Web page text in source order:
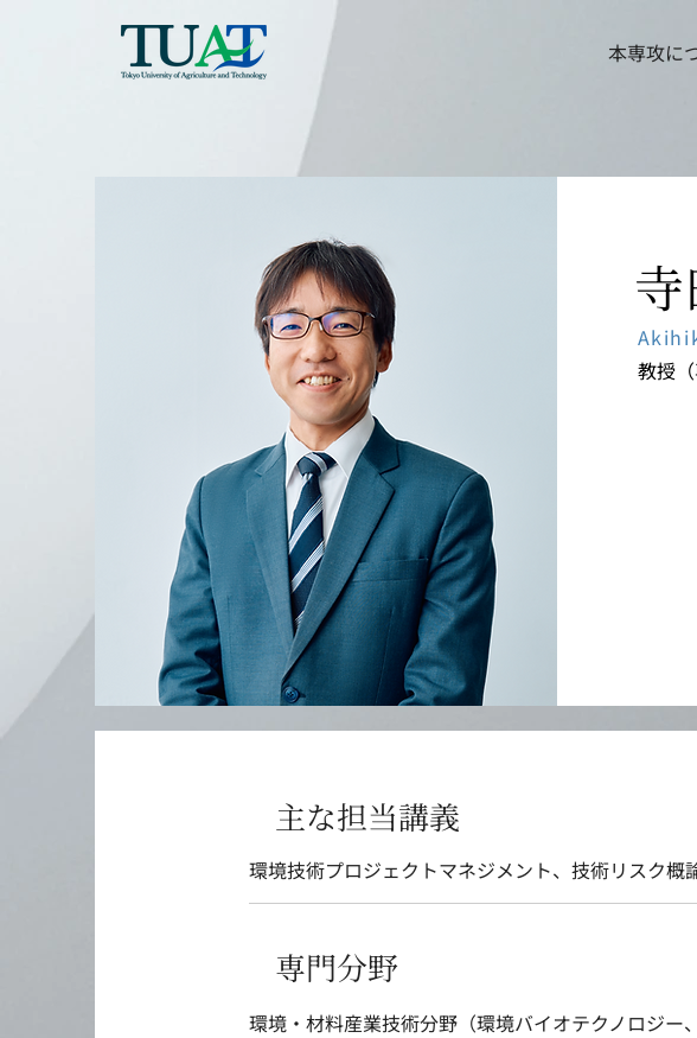
本専攻に
教授（
主な担当講義
環境技術プロジェクトマネジメント、技術リスク概
専門分野
環境・材料産業技術分野（環境バイオテクノロジー